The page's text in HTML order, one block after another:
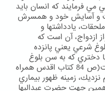
مي فرمايند كه انسان بايد
و آسايش خود و همسرش
ملحقات، يادداشتها و
آن است كه
شرعي يعني پانزده
دختري كه به سن بلوغ
نرسيده در ديانت بهايي جايز نيست(ص 84 كتاب اقدس همراه
زمينه ظهور بيماري
جهت حضرت عبدالبها